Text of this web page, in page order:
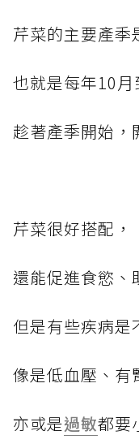
芹菜的主要產季
也就是每年10月
趁著產季開始，
芹菜很好搭配，
還能促進食慾、
但是有些疾病是
像是低血壓、有
亦或是過敏都要